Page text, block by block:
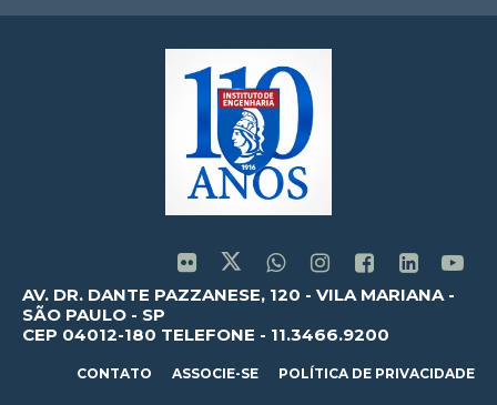
AV. DR. DANTE PAZZANESE, 120 - VILA MARIANA -
SÃO PAULO - SP
CEP 04012-180 TELEFONE - 11.3466.9200
CONTATO ASSOCIE-SE POLÍTICA DE PRIVACIDADE